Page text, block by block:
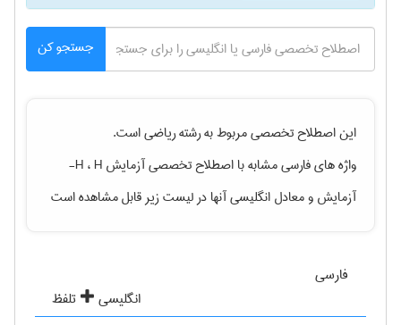
جستجو کن
این اصطلاح تخصصی مربوط به رشتهرياضیاست.
واژه های فارسی مشابه با اصطلاح تخصصی
آزمایش H ، H-
آزمایشو معادل انگلیسی آنها در لیست زیر قابل مشاهده است
فارسی
انگلیسی
تلفظ